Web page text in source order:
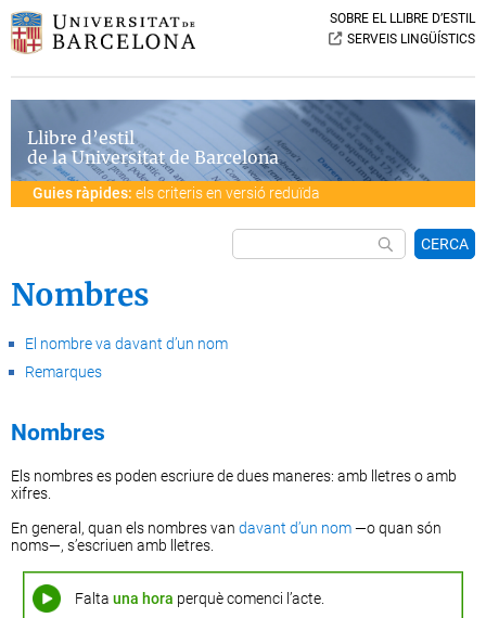
SOBRE EL LLIBRE D’ESTIL
SERVEIS LINGÜÍSTICS
Llibre d’estil
de la Universitat de Barcelona
Guies ràpides: els criteris en versió reduïda
CERCA
Nombres
El nombre va davant d’un nom
Remarques
Nombres
Els nombres es poden escriure de dues maneres: amb lletres o amb
xifres.
En general, quan els nombres van davant d’un nom—oquan són
noms—, s’escriuen amb lletres.
Faltauna hora perquè comenci l’acte.